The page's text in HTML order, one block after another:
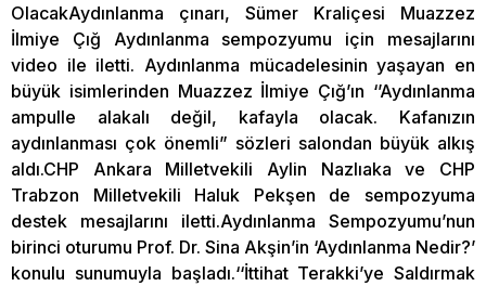
OlacakAydınlanma çınarı, Sümer Kraliçesi Muazzez
İlmiye Çığ Aydınlanma sempozyumu için mesajlarını
video ile iletti. Aydınlanma mücadelesinin yaşayan en
büyük isimlerinden Muazzez İlmiye Çığ’ın ‘’Aydınlanma
ampulle alakalı değil, kafayla olacak. Kafanızın
aydınlanması çok önemli” sözleri salondan büyük alkış
aldı.CHP Ankara Milletvekili Aylin Nazlıaka ve CHP
Trabzon Milletvekili Haluk Pekşen de sempozyuma
destek mesajlarını iletti.Aydınlanma Sempozyumu’nun
birinci oturumu Prof. Dr. Sina Akşin’in ‘Aydınlanma Nedir?’
konulu sunumuyla başladı.‘‘İttihat Terakki’ye Saldırmak